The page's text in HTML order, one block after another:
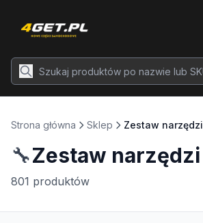
Strona główna Sklep Zestaw narzędzi
🔧Zestaw narzędzi
801 produktów